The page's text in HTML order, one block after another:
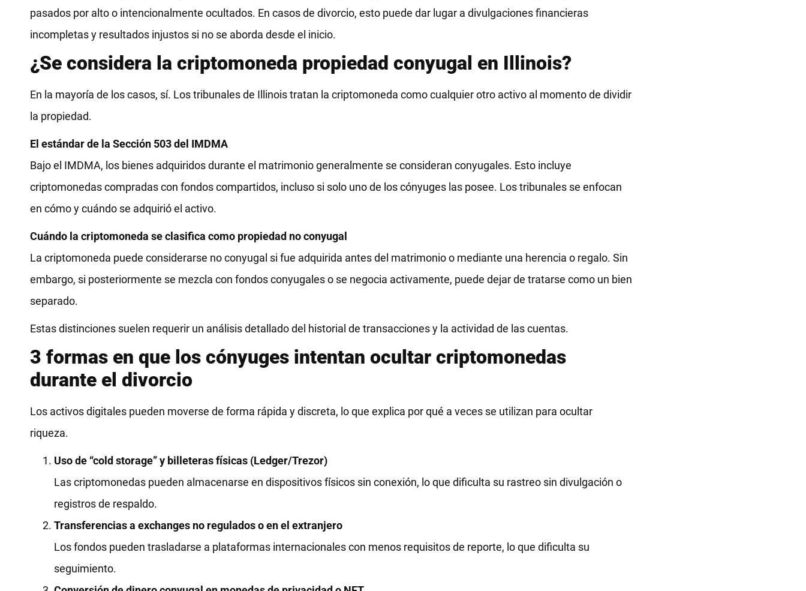
pasados por alto o intencionalmente ocultados. En casos de divorcio, esto puede dar lugar a divulgaciones financieras
incompletas y resultados injustos si no se aborda desde el inicio.
¿Se considera la criptomoneda propiedad conyugal en Illinois?
En la mayoría de los casos, sí. Los tribunales de Illinois tratan la criptomoneda como cualquier otro activo al momento de dividir
la propiedad.
El estándar de la Sección 503 del IMDMA
Bajo el IMDMA, los bienes adquiridos durante el matrimonio generalmente se consideran conyugales. Esto incluye
criptomonedas compradas con fondos compartidos, incluso si solo uno de los cónyuges las posee. Los tribunales se enfocan
en cómo y cuándo se adquirió el activo.
Cuándo la criptomoneda se clasifica como propiedad no conyugal
La criptomoneda puede considerarse no conyugal si fue adquirida antes del matrimonio o mediante una herencia o regalo. Sin
embargo, si posteriormente se mezcla con fondos conyugales o se negocia activamente, puede dejar de tratarse como un bien
separado.
Estas distinciones suelen requerir un análisis detallado del historial de transacciones y la actividad de las cuentas.
3 formas en que los cónyuges intentan ocultar criptomonedas
durante el divorcio
Los activos digitales pueden moverse de forma rápida y discreta, lo que explica por qué a veces se utilizan para ocultar
riqueza.
Uso de “cold storage” y billeteras físicas (Ledger/Trezor)
Las criptomonedas pueden almacenarse en dispositivos físicos sin conexión, lo que dificulta su rastreo sin divulgación o
registros de respaldo.
Transferencias a exchanges no regulados o en el extranjero
Los fondos pueden trasladarse a plataformas internacionales con menos requisitos de reporte, lo que dificulta su
seguimiento.